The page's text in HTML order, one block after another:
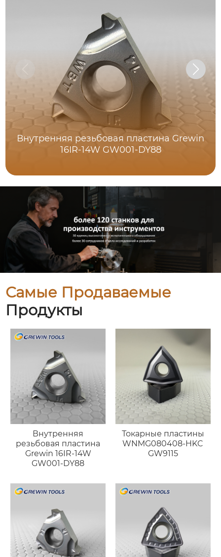
Внутренняя резьбовая пластина Grewin
16IR-14W GW001-DY88
Самые Продаваемые
Продукты
Внутренняя
резьбовая пластина
Grewin 16IR-14W
GW001-DY88
Токарные пластины
WNMG080408-HKC
GW9115